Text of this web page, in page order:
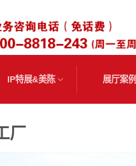
IP特展&美陈 展厅案例
厂